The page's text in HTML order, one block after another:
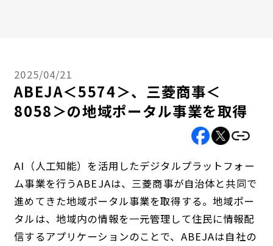
2025/04/21
ABEJA＜5574＞、三菱商事＜
8058＞の地域ポータル事業を取得
AI（人工知能）を活用したデジタルプラットフォー
ム事業を行うABEJAは、三菱商事が自治体と共同で
進めてきた地域ポータル事業を取得する。地域ポー
タルは、地域内の情報を一元管理して住民に情報配
信するアプリケーションのことで、ABEJAは自社の